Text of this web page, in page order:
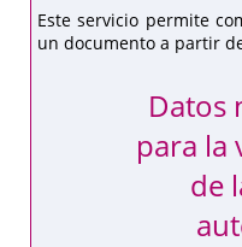
Este servicio permite
un documento a partir
Datos
para la
de